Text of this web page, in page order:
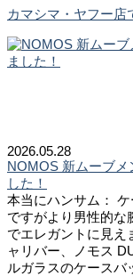
カマシマ・ヤフー店
2026.05.28
NOMOS 新ムーブメ
した！
本当にハンサム：
ですがより男性的な
でエレガントに見え
ャリバー、ノモス
ルガラスのケースバ